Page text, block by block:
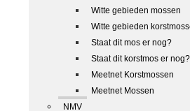
Witte gebieden mossen
Witte gebieden
Staat dit mos er nog?
Staat dit korstmos er nog?
Meetnet Korstmossen
Meetnet Mossen
NMV